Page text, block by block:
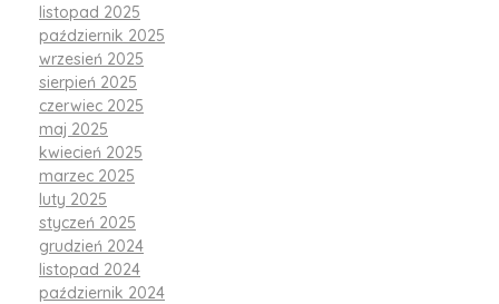
listopad 2025
październik 2025
wrzesień 2025
sierpień 2025
czerwiec 2025
maj 2025
kwiecień 2025
marzec 2025
luty 2025
styczeń 2025
grudzień 2024
listopad 2024
październik 2024